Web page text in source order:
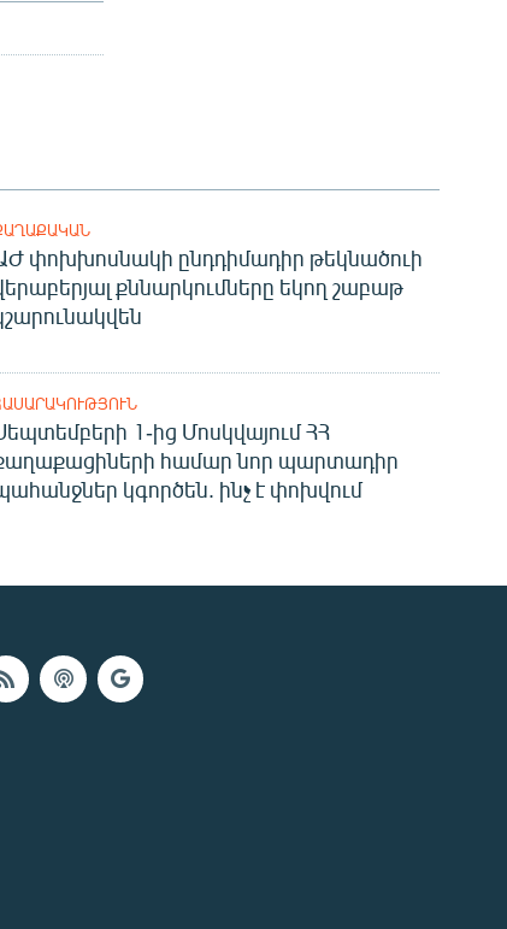
փոխխոսնակի ընդդիմադիր թեկնածուի
քննարկումները եկող շաբաթ
1-ից Մոսկվայում ՀՀ
համար նոր պարտադիր
կգործեն. ինչ է փոխվում